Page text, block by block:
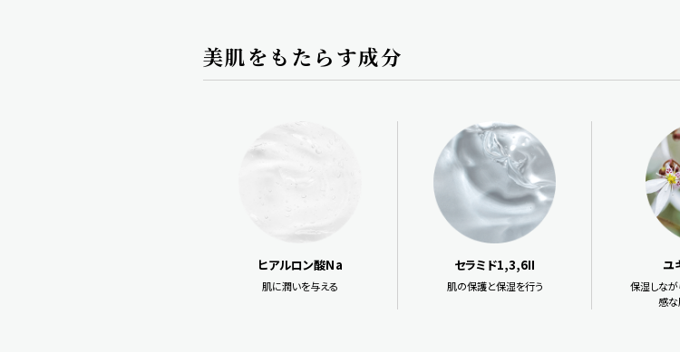
美肌をもたらす成分
ヒアルロン酸Na
肌に潤いを与える
セラミド1,3,6II
肌の保護と保湿を行う
ユ
保湿しなが
感